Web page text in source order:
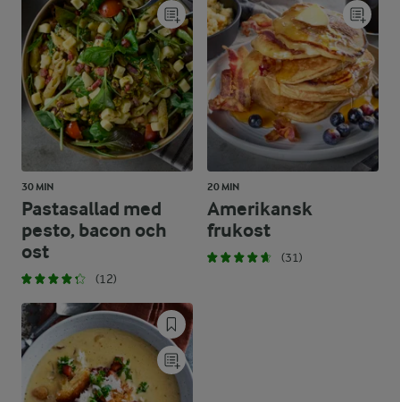
30 MIN
Pastasallad med
pesto, bacon och
ost
(12)
20 MIN
Amerikansk
frukost
(31)